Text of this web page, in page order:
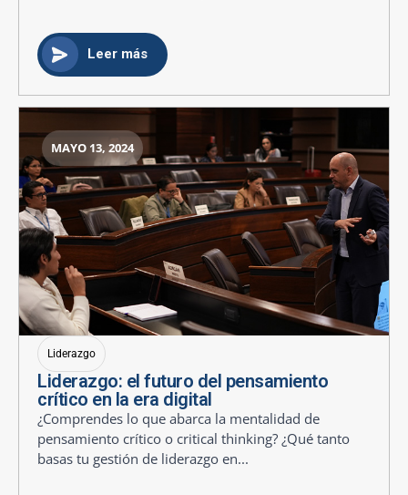
Leer más
MAYO 13, 2024
Liderazgo
Liderazgo: el futuro del pensamiento
crítico en la era digital
¿Comprendes lo que abarca la mentalidad de
pensamiento crítico o critical thinking? ¿Qué tanto
basas tu gestión de liderazgo en...